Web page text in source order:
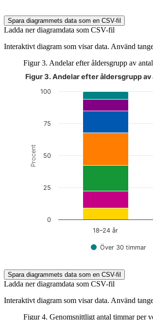
Spara diagrammets data som en CSV-fil
Ladda ner diagramdata som CSV-fil
Interaktivt diagram som visar data. Använd
Figur 3. Andelar efter åldersgrupp av
Diagrammet är interaktivt. Navigera till
Procent
Figur 3. Andelar efter åldersgrupp
Över 30 timmar
18–24 år
0
25
50
75
100
Spara diagrammets data som en CSV-fil
Ladda ner diagramdata som CSV-fil
Interaktivt diagram som visar data. Använd
Figur 4. Genomsnittligt antal timmar per